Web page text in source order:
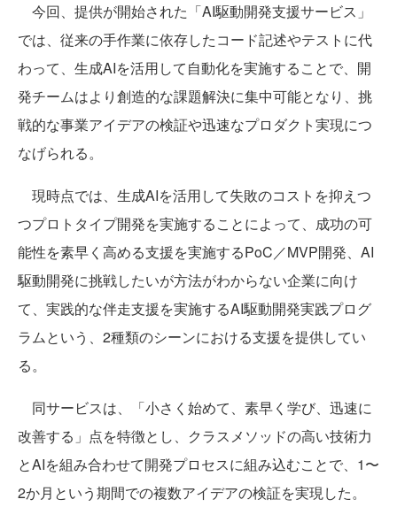
今回、提供が開始された「AI駆動開発支援サービス」
では、従来の手作業に依存したコード記述やテストに代
わって、生成AIを活用して自動化を実施することで、開
発チームはより創造的な課題解決に集中可能となり、挑
戦的な事業アイデアの検証や迅速なプロダクト実現につ
なげられる。
現時点では、生成AIを活用して失敗のコストを抑えつ
つプロトタイプ開発を実施することによって、成功の可
能性を素早く高める支援を実施するPoC／MVP開発、AI
駆動開発に挑戦したいが方法がわからない企業に向け
て、実践的な伴走支援を実施するAI駆動開発実践プログ
ラムという、2種類のシーンにおける支援を提供してい
る。
同サービスは、「小さく始めて、素早く学び、迅速に
改善する」点を特徴とし、クラスメソッドの高い技術力
とAIを組み合わせて開発プロセスに組み込むことで、1〜
2か月という期間での複数アイデアの検証を実現した。